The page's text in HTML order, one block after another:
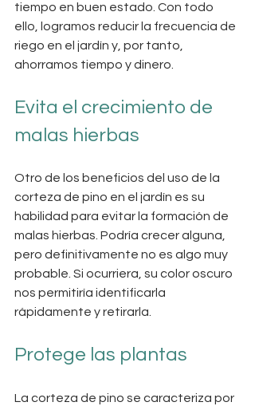
tiempo en buen estado. Con todo
ello, logramos reducir la frecuencia de
riego en el jardín y, por tanto,
ahorramos tiempo y dinero.
Evita el crecimiento de
malas hierbas
Otro de los beneficios del uso de la
corteza de pino en el jardín es su
habilidad para evitar la formación de
malas hierbas. Podría crecer alguna,
pero definitivamente no es algo muy
probable. Si ocurriera, su color oscuro
nos permitiría identificarla
rápidamente y retirarla.
Protege las plantas
La corteza de pino se caracteriza por